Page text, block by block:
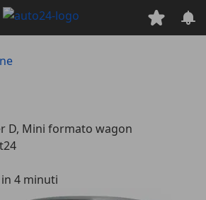
D, Mini formato wagon
4 minuti